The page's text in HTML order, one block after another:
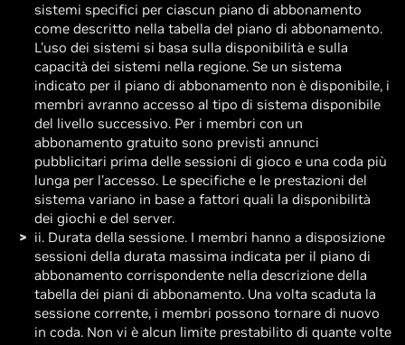
sistemi specifici per ciascun piano di abbonamento
come descritto nella tabella del piano di abbonamento.
L'uso dei sistemi si basa sulla disponibilità e sulla
capacità dei sistemi nella regione. Se un sistema
indicato per il piano di abbonamento non è disponibile, i
membri avranno accesso al tipo di sistema disponibile
del livello successivo. Per i membri con un
abbonamento gratuito sono previsti annunci
pubblicitari prima delle sessioni di gioco e una coda più
lunga per l'accesso. Le specifiche e le prestazioni del
sistema variano in base a fattori quali la disponibilità
dei giochi e del server.
ii. Durata della sessione. I membri hanno a disposizione
sessioni della durata massima indicata per il piano di
abbonamento corrispondente nella descrizione della
tabella dei piani di abbonamento. Una volta scaduta la
sessione corrente, i membri possono tornare di nuovo
in coda. Non vi è alcun limite prestabilito di quante volte